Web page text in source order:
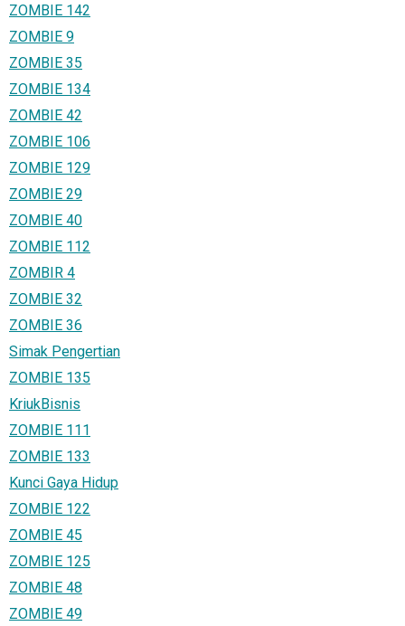
ZOMBIE 142
ZOMBIE 9
ZOMBIE 35
ZOMBIE 134
ZOMBIE 42
ZOMBIE 106
ZOMBIE 129
ZOMBIE 29
ZOMBIE 40
ZOMBIE 112
ZOMBIR 4
ZOMBIE 32
ZOMBIE 36
Simak Pengertian
ZOMBIE 135
KriukBisnis
ZOMBIE 111
ZOMBIE 133
Kunci Gaya Hidup
ZOMBIE 122
ZOMBIE 45
ZOMBIE 125
ZOMBIE 48
ZOMBIE 49